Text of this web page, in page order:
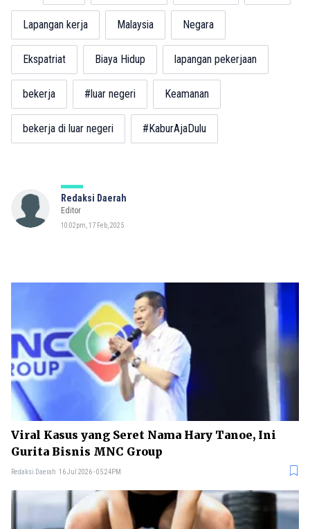
Lapangan kerja Malaysia Negara
Ekspatriat Biaya Hidup lapangan pekerjaan
bekerja #luar negeri Keamanan
bekerja di luar negeri #KaburAjaDulu
Redaksi Daerah
Editor
10:02pm, 17 Feb, 2025
Viral Kasus yang Seret Nama Hary Tanoe, Ini
Gurita Bisnis MNC Group
Redaksi Daerah 16 Jul 2026 - 05:24PM